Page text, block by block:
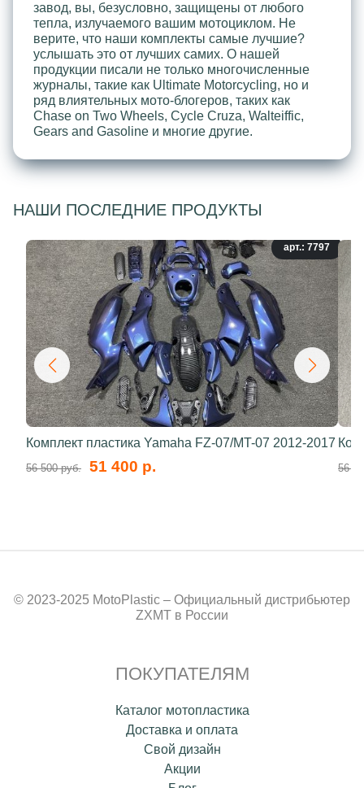
завод, вы, безусловно, защищены от любого
тепла, излучаемого вашим мотоциклом. Не
верите, что наши комплекты самые лучшие?
услышать это от лучших самих. О нашей
продукции писали не только многочисленные
журналы, такие как Ultimate Motorcycling, но и
ряд влиятельных мото-блогеров, таких как
Chase on Two Wheels, Cycle Cruza, Walteiffic,
Gears and Gasoline и многие другие.
НАШИ ПОСЛЕДНИЕ ПРОДУКТЫ
арт.: 7797
Комплект пластика Yamaha FZ-07/MT-07 2012-2017
56 500 руб. 51 400 р. 56
© 2023-2025 MotoPlastic – Официальный дистрибьютер
ZXMT в России
ПОКУПАТЕЛЯМ
Каталог мотопластика
Доставка и оплата
Свой дизайн
Акции